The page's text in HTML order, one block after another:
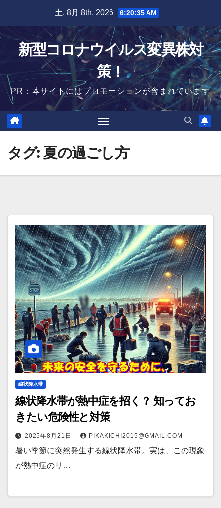
content
土. 8月 8th, 2026 6:20:36 AM
新型コロナウイルス変異株対
策！
PR：本サイトにはプロモーションが含まれています
タグ:夏の過ごし方
線状降水帯
線状降水帯が熱中症を招く？ 知ってお
きたい危険性と対策
2025年8月21日 PIKAKICHI2015@GMAIL.COM
暑い季節に突然発生する線状降水帯。実は、この現象
が熱中症のリ…